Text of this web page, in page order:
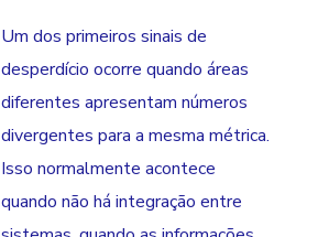
Um dos primeiros sinais de
desperdício ocorre quando áreas
diferentes apresentam números
divergentes para a mesma métrica.
Isso normalmente acontece
quando não há integração entre